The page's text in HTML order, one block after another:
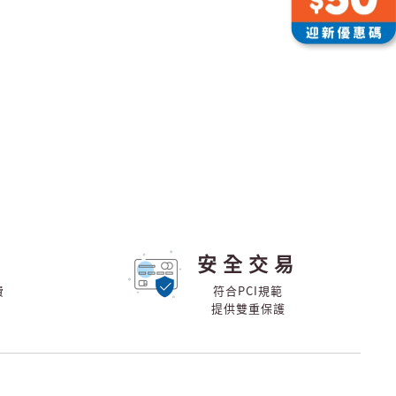
安全交易
符合PCI規範
提供雙重保護